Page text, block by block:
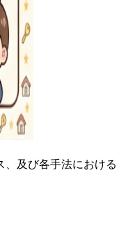
及び各手法における